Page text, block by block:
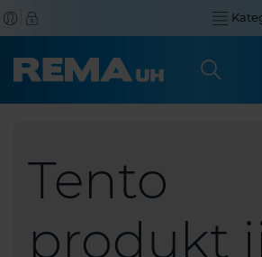
Tento
produkt